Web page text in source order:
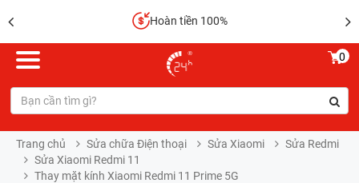
Hoàn tiền 100%
0
Trang chủ Sửa chữa Điện thoại Sửa Xiaomi
Sửa Redmi
Sửa Xiaomi Redmi 11
Thay mặt kính Xiaomi Redmi 11 Prime 5G